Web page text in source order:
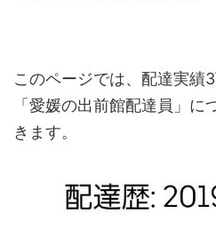
このページでは、配達実績
「愛媛の出前館配達員」
きます。